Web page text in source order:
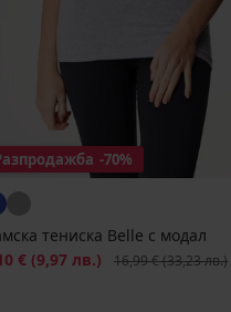
-70%
тениска Belle с модал
€ (9,97 лв.) Първоначална цена
16,99 €(33,23 лв.)